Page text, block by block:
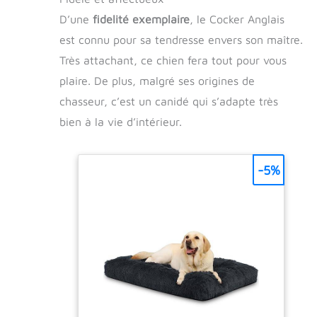
D’une fidelité exemplaire , le Cocker Anglais
est connu pour sa tendresse envers son maître.
Très attachant, ce chien fera tout pour vous
plaire. De plus, malgré ses origines de
chasseur, c’est un canidé qui s’adapte très
bien à la vie d’intérieur.
-5%